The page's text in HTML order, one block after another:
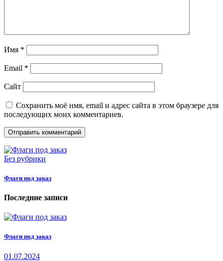
Имя *
Email *
Сайт
Сохранить моё имя, email и адрес сайта в этом браузере для
последующих моих комментариев.
Без рубрики
Флаги под заказ
Последние записи
Флаги под заказ
01.07.2024